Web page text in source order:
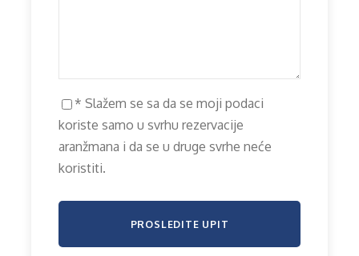
* Slažem se sa da se moji podaci
koriste samo u svrhu rezervacije
aranžmana i da se u druge svrhe neće
koristiti.